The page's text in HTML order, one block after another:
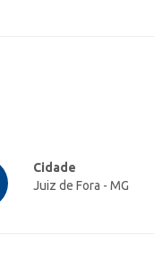
Cidade
Juiz de Fora - MG